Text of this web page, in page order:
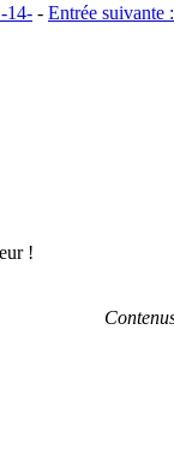
14- - Entrée suivante :
!